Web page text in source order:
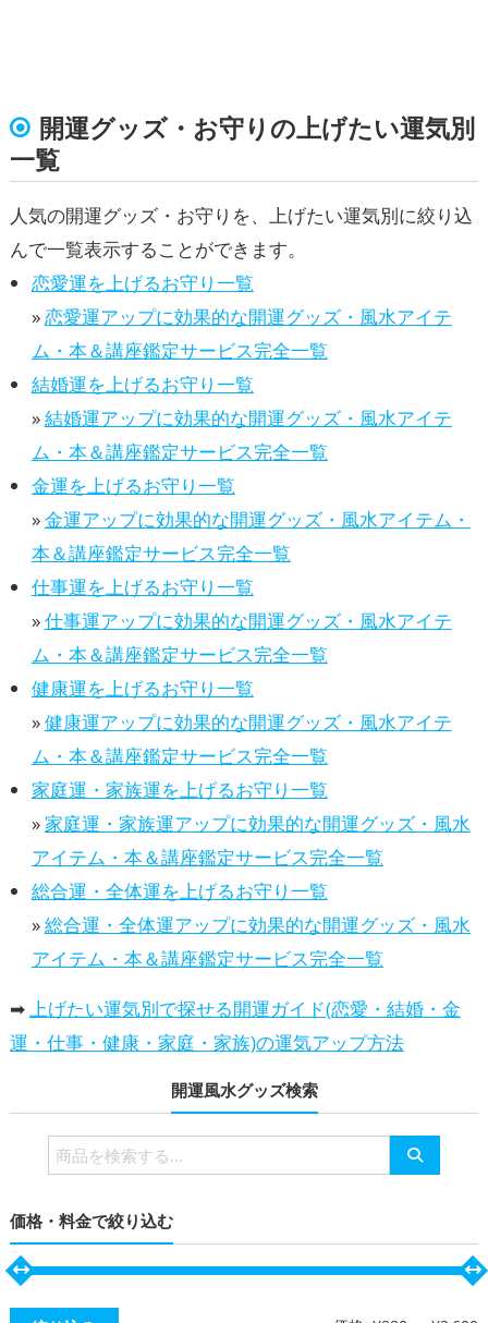
開運グッズ・お守りの上げたい運気別
一覧
人気の開運グッズ・お守りを、上げたい運気別に絞り込
んで一覧表示することができます。
恋愛運を上げるお守り一覧
»恋愛運アップに効果的な開運グッズ・風水アイテ
ム・本＆講座鑑定サービス完全一覧
結婚運を上げるお守り一覧
»結婚運アップに効果的な開運グッズ・風水アイテ
ム・本＆講座鑑定サービス完全一覧
金運を上げるお守り一覧
»金運アップに効果的な開運グッズ・風水アイテム・
本＆講座鑑定サービス完全一覧
仕事運を上げるお守り一覧
»仕事運アップに効果的な開運グッズ・風水アイテ
ム・本＆講座鑑定サービス完全一覧
健康運を上げるお守り一覧
»健康運アップに効果的な開運グッズ・風水アイテ
ム・本＆講座鑑定サービス完全一覧
家庭運・家族運を上げるお守り一覧
» 家庭運・家族運アップに効果的な開運グッズ・風水
アイテム・本＆講座鑑定サービス完全一覧
総合運・全体運を上げるお守り一覧
»総合運・全体運アップに効果的な開運グッズ・風水
アイテム・本＆講座鑑定サービス完全一覧
➡上げたい運気別で探せる開運ガイド(恋愛・結婚・金
運・仕事・健康・家庭・家族)の運気アップ方法
開運風水グッズ検索
検
索
象:
価格・料金で絞り込む